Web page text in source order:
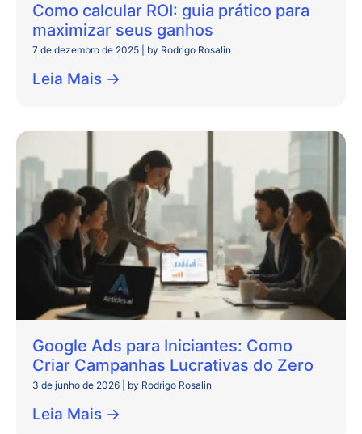
Como calcular ROI: guia prático para
maximizar seus ganhos
7 de dezembro de 2025 by Rodrigo Rosalin
Leia Mais →
Google Ads para Iniciantes: Como
Criar Campanhas Lucrativas do Zero
3 de junho de 2026 by Rodrigo Rosalin
Leia Mais →